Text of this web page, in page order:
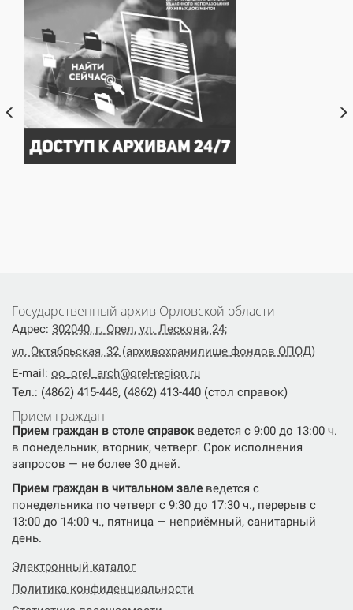
Государственный архив Орловской области
Адрес: 302040, г. Орел, ул. Лескова, 24;
ул. Октябрьская, 32 (архивохранилище фондов ОПОД)
E-mail: oo_orel_arch@orel-region.ru
Тел.: (4862) 415-448, (4862) 413-440 (стол справок)
Прием граждан
Прием граждан в столе справокведется с 9:00 до 13:00 ч.
в понедельник, вторник, четверг. Срок исполнения
запросов — не более 30 дней.
Прием граждан в читальном зале ведется с
понедельника по четверг с 9:30 до 17:30 ч., перерыв с
13:00 до 14:00 ч., пятница — неприёмный, санитарный
день.
Электронный каталог
Политика конфиденциальности